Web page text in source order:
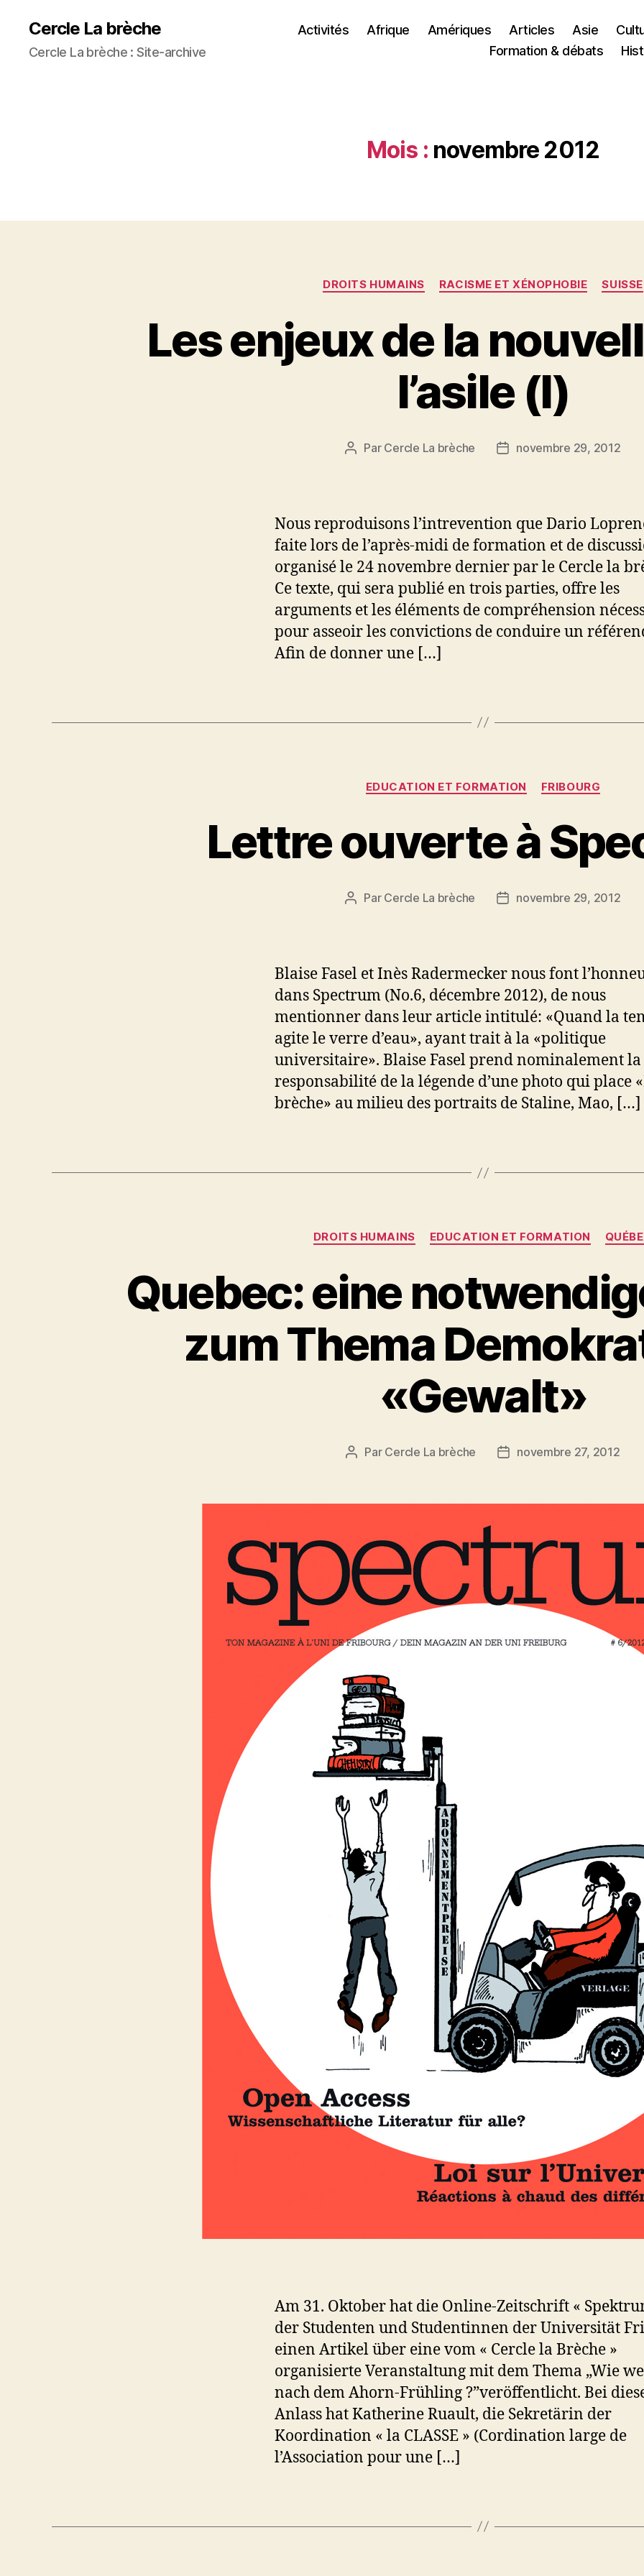
Cercle La brèche
Cercle La brèche : Site-archive
Activités Afrique Amériques Articles Asie
Formation & débats
Mois : novembre 2012
Catégories
DROITS HUMAINS RACISME ET XÉNOPHOBIE SUISSE
Les enjeux de la
l’asile (I)
Auteur
Par Cercle La brèche
Datenovembre 29, 2012
Nous reproduisons l’intrevention que Dario
faite lors de l’après-midi de formation et de
organisé le 24 novembre dernier par le Cercle la
Ce texte, qui sera publié en trois parties, offre les
arguments et les éléments de compréhension
pour asseoir les convictions de conduire un
Afin de donner une […]
Catégories
EDUCATION ET FORMATION FRIBOURG
Lettre ouverte à
Auteur
Par Cercle La brèche
Datenovembre 29, 2012
Blaise Fasel et Inès Radermecker nous font
dans Spectrum (No.6, décembre 2012), de nous
mentionner dans leur article intitulé: «Quand la
agite le verre d’eau», ayant trait à la «politique
universitaire». Blaise Fasel prend nominalement la
responsabilité de la légende d’une photo qui place
brèche» au milieu des portraits de Staline, Mao, […]
Catégories
DROITS HUMAINS EDUCATION ET FORMATION
Quebec: eine
zum Thema
«Gewalt»
Auteur
Par Cercle La brèche
Datenovembre 27, 2012
Am 31. Oktober hat die Online-Zeitschrift «
der Studenten und Studentinnen der Universität
einen Artikel über eine vom « Cercle la Brèche »
organisierte Veranstaltung mit dem Thema „Wie
nach dem Ahorn-Frühling ?”veröffentlicht. Bei
Anlass hat Katherine Ruault, die Sekretärin der
Koordination « la CLASSE » (Cordination large de
l’Association pour une […]